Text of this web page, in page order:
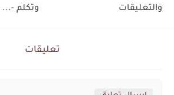
والتعليقات
وتكلم -...
تعليقات